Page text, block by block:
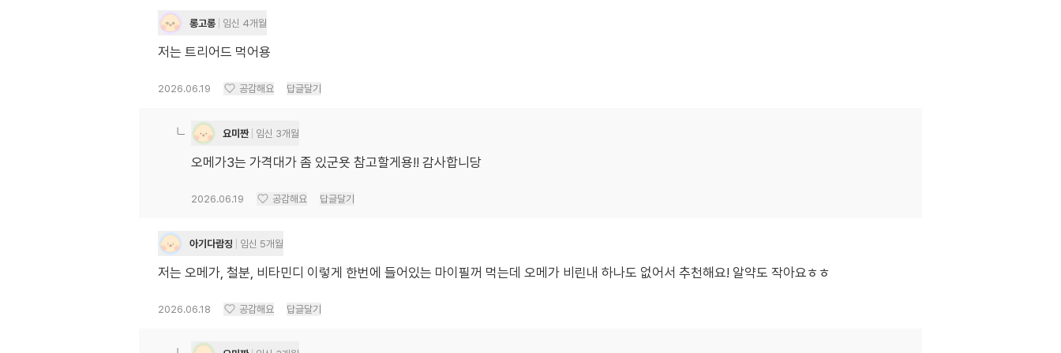
롱고롱 임신 4개월
저는 트리어드 먹어용
2026.06.19 공감해요 답글달기
요미짠 임신 3개월
오메가3는 가격대가 좀 있군욧 참고할게용!! 감사합니당
2026.06.19 공감해요 답글달기
아기다람징 임신 5개월
저는 오메가, 철분, 비타민디 이렇게 한번에 들어있는 마이필꺼 먹는데 오메가 비린내 하나도 없어서 추천해요! 알약도 작아요ㅎㅎ
2026.06.18 공감해요 답글달기